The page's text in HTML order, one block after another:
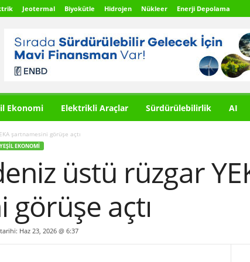
Jeotermal Biyokütle Hidrojen Nükleer Enerji Depolama
Ekonomi Elektrikli Araçlar Sürdürülebilirlik AI
şartnamesini görüşe açtı
YEŞIL EKONOMI
üstü rüzgar
açtı
Haz 23, 2026 @ 6:37